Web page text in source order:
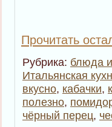
Прочитать
Рубрика: блюда
Итальянская
вкусно, кабачки,
полезно,
чёрный перец,